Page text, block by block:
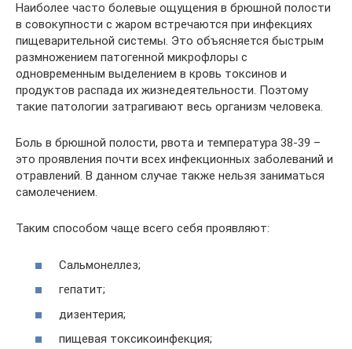
Наиболее часто болевые ощущения в брюшной полости
в совокупности с жаром встречаются при инфекциях
пищеварительной системы. Это объясняется быстрым
размножением патогенной микрофлоры с
одновременным выделением в кровь токсинов и
продуктов распада их жизнедеятельности. Поэтому
такие патологии затрагивают весь организм человека.
Боль в брюшной полости, рвота и температура 38-39 –
это проявления почти всех инфекционных заболеваний и
отравлений. В данном случае также нельзя заниматься
самолечением.
Таким способом чаще всего себя проявляют:
Сальмонеллез;
гепатит;
дизентерия;
пищевая токсикоинфекция;